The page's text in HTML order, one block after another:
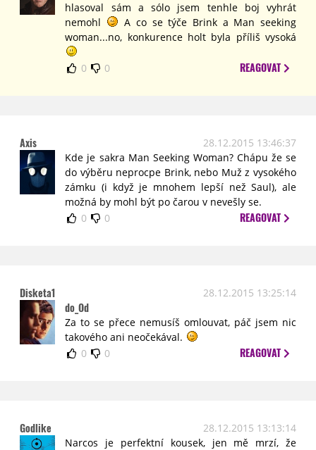
hlasoval sám a sólo jsem tenhle boj vyhrát
nemohl
A co se týče Brink a Man seeking
woman...no, konkurence holt byla příliš vysoká
0 0 REAGOVAT
Axis
28.12.2015 13:46:37
Kde je sakra Man Seeking Woman? Chápu že se
do výběru neprocpe Brink, nebo Muž z vysokého
zámku (i když je mnohem lepší než Saul), ale
možná by mohl být po čarou v nevešly se.
0
0 REAGOVAT
Disketa1 28.12.2015 13:25:14
do_Od
Za to se přece nemusíš omlouvat, páč jsem nic
takového ani neočekával.
0
0 REAGOVAT
Godlike
28.12.2015 13:13:14
Narcos je perfektní kousek, jen mě mrzí, že